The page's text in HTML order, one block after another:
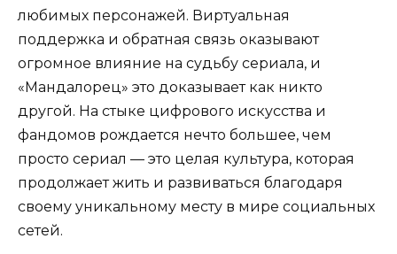
любимых персонажей. Виртуальная
поддержка и обратная связь оказывают
огромное влияние на судьбу сериала, и
«Мандалорец» это доказывает как никто
другой. На стыке цифрового искусства и
фандомов рождается нечто большее, чем
просто сериал — это целая культура, которая
продолжает жить и развиваться благодаря
своему уникальному месту в мире социальных
сетей.